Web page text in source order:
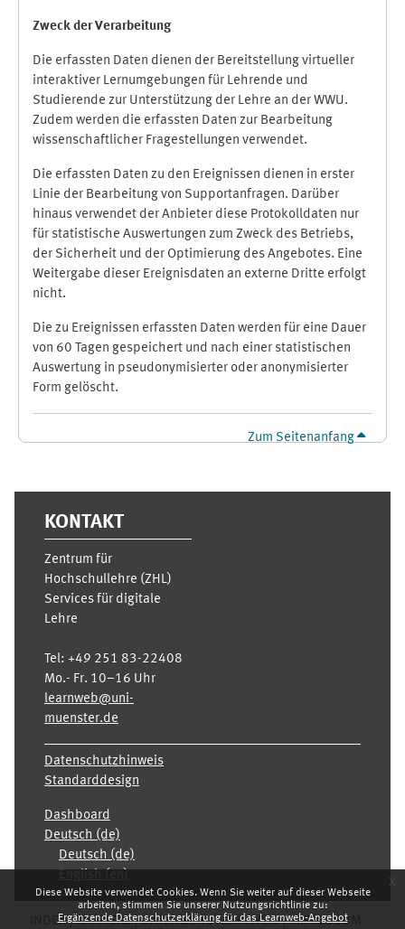
Diese Website verwendet Cookies. Wenn Sie weiter auf dieser Webseite
arbeiten, stimmen Sie unserer Nutzungsrichtlinie zu:
Ergänzende Datenschutzerklärung für das Learnweb-Angebot
x
Zweck der Verarbeitung
Die erfassten Daten dienen der Bereitstellung virtueller
interaktiver Lernumgebungen für Lehrende und
Studierende zur Unterstützung der Lehre an der WWU.
Zudem werden die erfassten Daten zur Bearbeitung
wissenschaftlicher Fragestellungen verwendet.
Die erfassten Daten zu den Ereignissen dienen in erster
Linie der Bearbeitung von Supportanfragen. Darüber
hinaus verwendet der Anbieter diese Protokolldaten nur
für statistische Auswertungen zum Zweck des Betriebs,
der Sicherheit und der Optimierung des Angebotes. Eine
Weitergabe dieser Ereignisdaten an externe Dritte erfolgt
nicht.
Die zu Ereignissen erfassten Daten werden für eine Dauer
von 60 Tagen gespeichert und nach einer statistischen
Auswertung in pseudonymisierter oder anonymisierter
Form gelöscht.
Zum Seitenanfang
KONTAKT
Zentrum für
Hochschullehre (ZHL)
Services für digitale
Lehre
Tel: +49 251 83-22408
Mo.- Fr. 10–16 Uhr
learnweb@uni-
muenster.de
Datenschutzhinweis
Standarddesign
Dashboard
Deutsch ‎(de)‎
Deutsch ‎(de)‎
INDEX KARRIERE DATENSCHUTZHINWEIS
IMPRESSUM